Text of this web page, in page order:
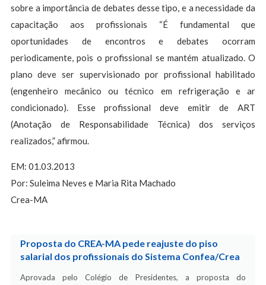
sobre a importância de debates desse tipo, e a necessidade da
capacitação aos profissionais “É fundamental que
oportunidades de encontros e debates ocorram
periodicamente, pois o profissional se mantém atualizado. O
plano deve ser supervisionado por profissional habilitado
(engenheiro mecânico ou técnico em refrigeração e ar
condicionado). Esse profissional deve emitir de ART
(Anotação de Responsabilidade Técnica) dos serviços
realizados,” afirmou.
EM: 01.03.2013
Por: Suleima Neves e Maria Rita Machado
Crea-MA
Proposta do CREA-MA pede reajuste do piso
salarial dos profissionais do Sistema Confea/Crea
Aprovada pelo Colégio de Presidentes, a proposta do